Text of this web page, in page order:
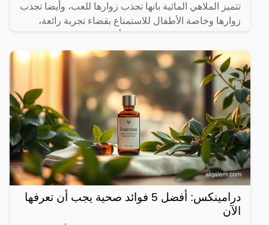
تتميز الملاهي المائية بانها تجذب زوارها للعب، وأيضا تجذب
زوارها وخاصة الأطفال للاستمتاع بقضاء تجربة رائعة،
جدة
درامينكس: أفضل 5 فوائد صحية يجب أن تعرفها
الآن